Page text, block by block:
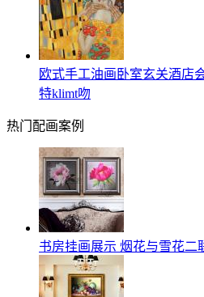
欧式手工油画卧室玄关酒店
特klimt吻
热门配画案例
书房挂画展示 烟花与雪花二